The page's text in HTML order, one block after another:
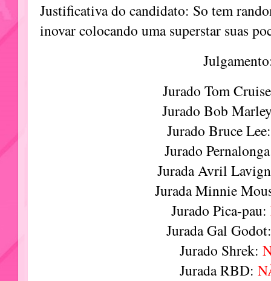
Justificativa do candidato: So tem
inovar colocando uma superstar suas
Jurado Tom
Jurado Bob
Jurado Bruce
Jurado
Jurada Avril
Jurada Minnie
Jurado Pica-pau:
Jurada Gal
Jurado Shrek:
Jurada RBD: